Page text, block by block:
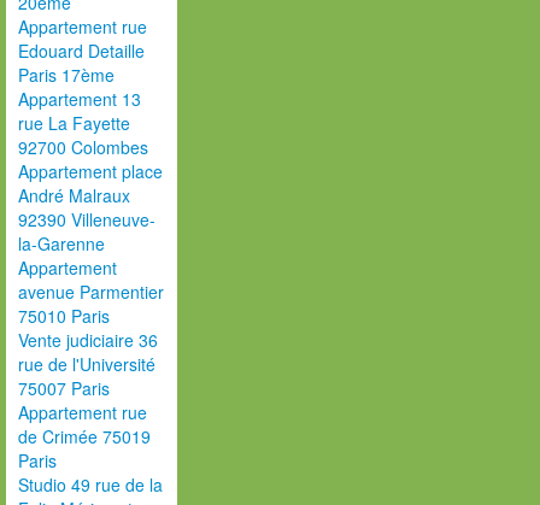
Appartement rue
Edouard Detaille
Paris 17ème
Appartement 13
rue La Fayette
92700 Colombes
Appartement place
André Malraux
92390 Villeneuve-
la-Garenne
Appartement
avenue Parmentier
75010 Paris
Vente judiciaire 36
rue de l'Université
75007 Paris
Appartement rue
de Crimée 75019
Paris
Studio 49 rue de la